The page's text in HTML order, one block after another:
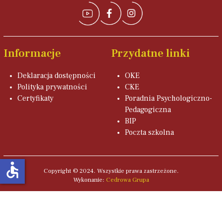
Informacje
Deklaracja dostępności
Polityka prywatności
Certyfikaty
Przydatne linki
OKE
CKE
Poradnia Psychologiczno-
Pedagogiczna
BIP
Poczta szkolna
Copyright © 2024. Wszystkie prawa zastrzeżone.
Wykonanie: Cedrowa Grupa
accessible